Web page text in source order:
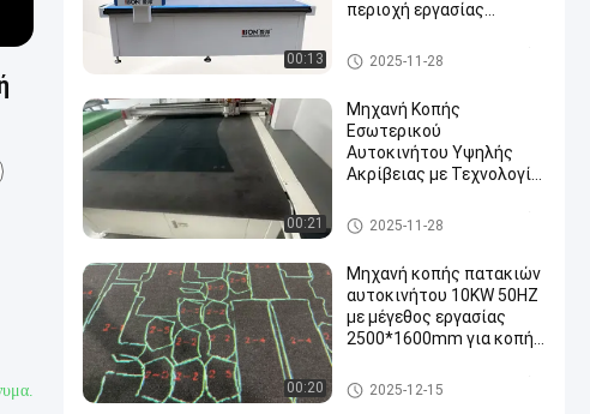
00:13
περιοχή εργασίας
πατώματα αυτοκινήτων
Μηχανή κοπής εσωτερικού α
υτοκινήτου
2025-11-28
00:21
Μηχανή Κοπής
Εσωτερικού
Αυτοκινήτου Υψηλής
Ακρίβειας με Τεχνολογία
Μαχαιριού και Αυτόματη
Τροφοδοσία
Μηχανή κοπής εσωτερικού α
υτοκινήτου
2025-11-28
00:20
Μηχανή κοπής πατακιών
αυτοκινήτου 10KW 50HZ
με μέγεθος εργασίας
2500*1600mm για κοπή
Μηχανή κοπής εσωτερικού α
υτοκινήτου
2025-12-15